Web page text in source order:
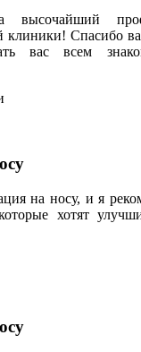
клиники! Спасибо
вас всем
на носу, и я
хотят